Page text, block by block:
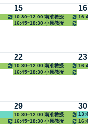
15
10:30~12:00 南准教授
16:45~18:30 小原教授
16
22
10:30~12:00 南准教授
16:45~18:30 小原教授
23
29
10:30~12:00 南准教授
16:45~18:30 小原教授
30